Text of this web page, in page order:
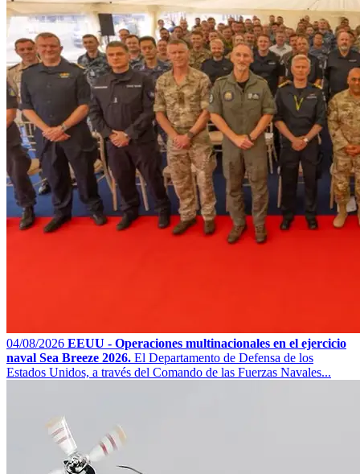
04/08/2026 EEUU - Operaciones multinacionales en el ejercicio
naval Sea Breeze 2026. El Departamento de Defensa de los
Estados Unidos, a través del Comando de las Fuerzas Navales...